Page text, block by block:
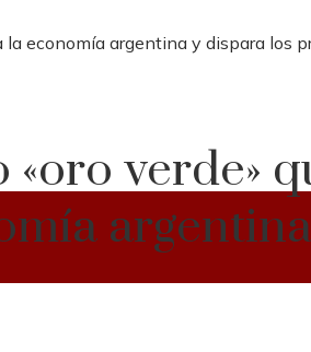
la economía argentina y dispara los
verde»